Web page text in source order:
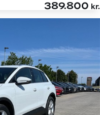
389.800 kr.